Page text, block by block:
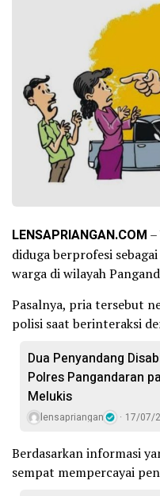
LENSAPRIANGAN.COM
diduga berprofesi
warga di wilayah
Pasalnya, pria tersebut
polisi saat berinteraksi
Dua Penyandang
Polres Pangandaran
Melukis
lensapriangan 17/07/
Berdasarkan informasi
sempat mempercayai